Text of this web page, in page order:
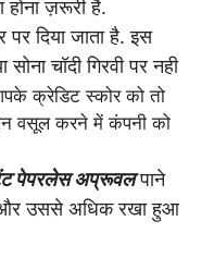
होना ज़रूरी है.
दिया जाता है. इस
चॉदी गिरवी पर नही
क्रेडिट स्कोर को तो
वसूल करने में कंपनी को
पेपरलेस अप्रूवलपाने
उससे अधिक रखा हुआ